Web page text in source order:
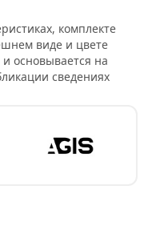
в комплекте с
на основе
и даже со
откосов
очень
для работы и
комплекте
виде и цвете
основывается на
сведениях